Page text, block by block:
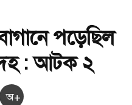
পড়েছিল
: আটক ২
অ+